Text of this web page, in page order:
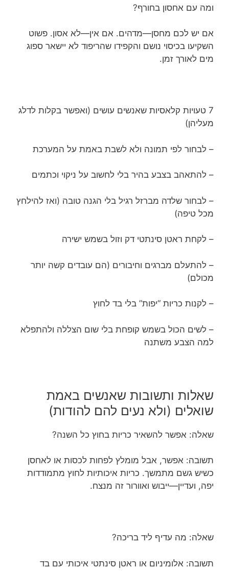
ומה עם אחסון בחורף?
אם יש לכם מחסן—מדהים. אם אין—לא אסון. פשוט
השקיעו בכיסוי נושם והקפידו שהריפוד לא יישאר ספוג
מים לאורך זמן.
7 טעויות קלאסיות שאנשים עושים (ואפשר בקלות לדלג
מעליהן)
– לבחור לפי תמונה ולא לשבת באמת על המערכת
– להתאהב בצבע בהיר בלי לחשוב על ניקוי וכתמים
– לבחור שלדה מברזל רגיל בלי הגנה טובה (ואז להילחץ
מכל טיפה)
– לקחת ראטן סינתטי דק וזול בשמש ישירה
– להתעלם מברגים וחיבורים (הם עובדים קשה יותר
מכולם)
– לקנות כריות “יפות” בלי בד לחוץ
– לשים הכול בשמש קופחת בלי שום הצללה ולהתפלא
למה הצבע משתנה
שאלות ותשובות שאנשים באמת
שואלים (ולא נעים להם להודות)
שאלה: אפשר להשאיר כריות בחוץ כל השנה?
תשובה: אפשר, אבל מומלץ לפחות לכסות או לאחסן
כשיש גשם מתמשך. כריות איכותיות לחוץ מתמודדות
יפה, ועדיין—ייבוש ואוורור זה מנצח.
שאלה: מה עדיף ליד בריכה?
תשובה: אלומיניום או ראטן סינתטי איכותי עם בד